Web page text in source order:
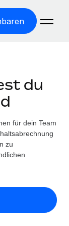
du
für dein Team
zu